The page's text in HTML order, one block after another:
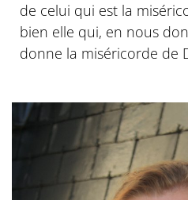
de celui qui est la
bien elle qui, en nous
donne la miséricorde de